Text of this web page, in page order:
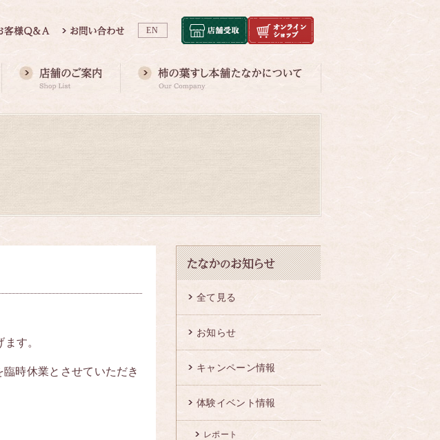
EN
す。
時休業とさせていただき
全て見る
お知らせ
キャンペーン情報
体験イベント情報
レポート